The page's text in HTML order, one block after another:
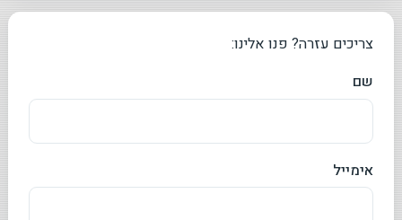
צריכים עזרה? פנו אלינו:
שם
אימייל